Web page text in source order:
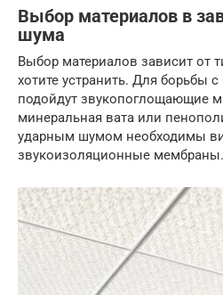
Выбор материалов в
шума
Выбор материалов зависит от
хотите устранить. Для
подойдут звукопоглощающие
минеральная вата или
ударным шумом необходимы
звукоизоляционные мембраны.